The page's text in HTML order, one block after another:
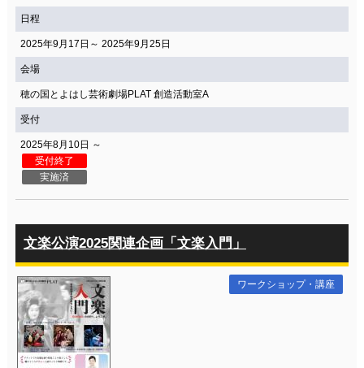
日程
2025年9月17日～ 2025年9月25日
会場
穂の国とよはし芸術劇場PLAT 創造活動室A
受付
2025年8月10日 ～
受付終了
実施済
文楽公演2025関連企画「文楽入門」
ワークショップ・講座